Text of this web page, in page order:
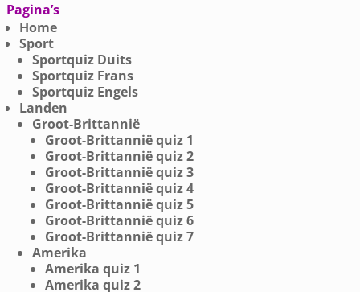
Pagina’s
Home
Sport
Sportquiz Duits
Sportquiz Frans
Sportquiz Engels
Landen
Groot-Brittannië
Groot-Brittannië quiz 1
Groot-Brittannië quiz 2
Groot-Brittannië quiz 3
Groot-Brittannië quiz 4
Groot-Brittannië quiz 5
Groot-Brittannië quiz 6
Groot-Brittannië quiz 7
Amerika
Amerika quiz 1
Amerika quiz 2